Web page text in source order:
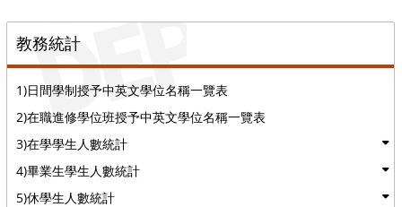
教務統計
1)日間學制授予中英文學位名稱一覽表
2)在職進修學位班授予中英文學位名稱一覽表
3)在學學生人數統計
4)畢業生學生人數統計
5)休學生人數統計